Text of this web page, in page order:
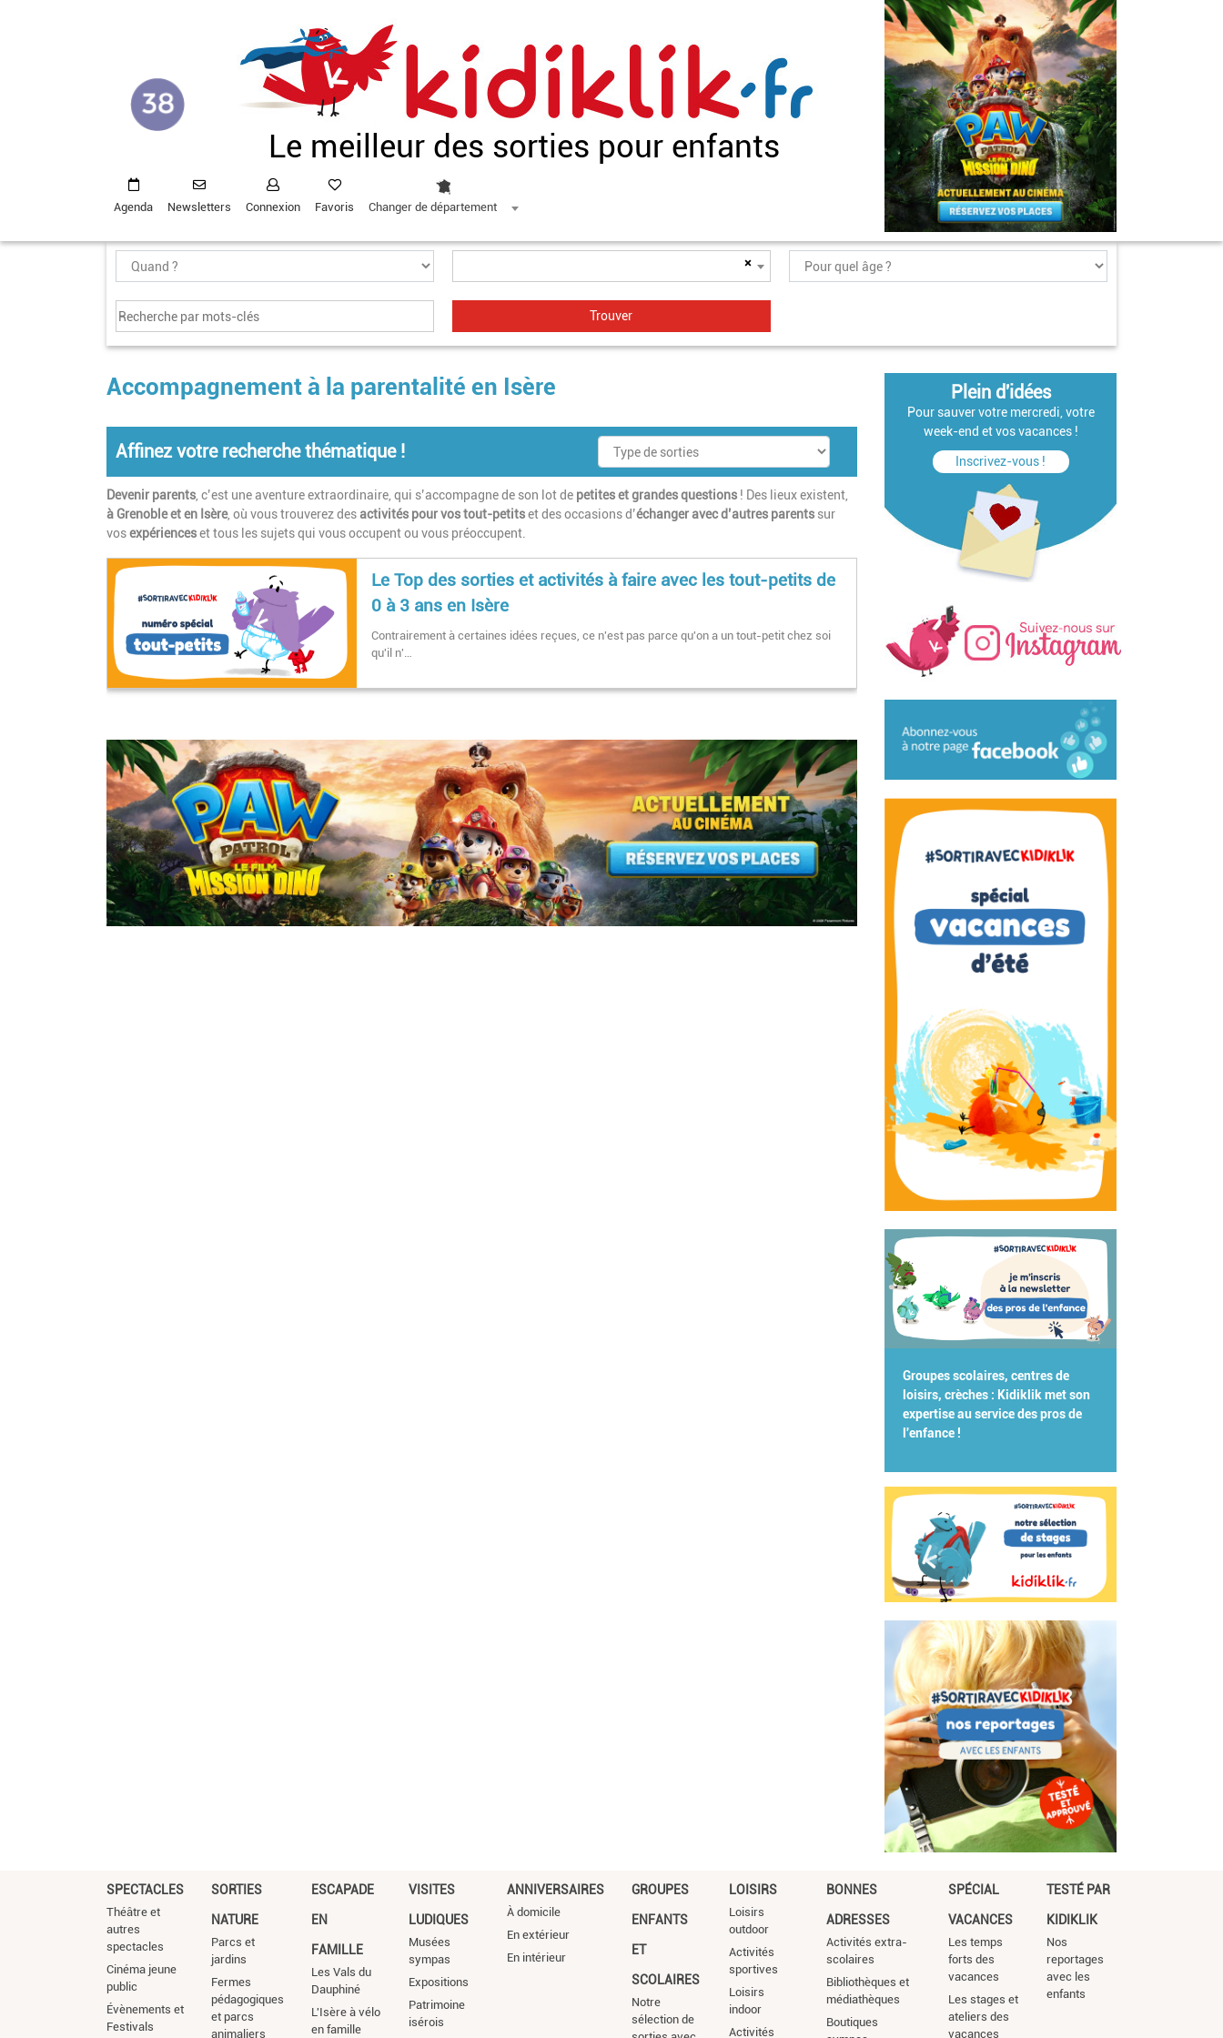
Le meilleur des sorties pour enfants
Agenda Newsletters Connexion Favoris Changer de département
×
Accompagnement à la parentalité en Isère
Affinez votre recherche thématique !
Devenir parents , c’est une aventure extraordinaire, qui s’accompagne de son lot de petites et grandes questions ! Des lieux existent,
à Grenoble et en Isère, où vous trouverez desactivités pour vos tout-petitset des occasions d’échanger avec d’autres parents sur
vosexpérienceset tous les sujets qui vous occupent ou vous préoccupent.
Le Top des sorties et activités à faire avec les tout-petits de
0 à 3 ans en Isère
Contrairement à certaines idées reçues, ce n'est pas parce qu'on a un tout-petit chez soi
qu'il n'…
Plein d'idées
Pour sauver votre mercredi, votre
week-end et vos vacances !
Inscrivez-vous !
Groupes scolaires, centres de
loisirs, crèches : Kidiklik met son
expertise au service des pros de
l'enfance !
SPECTACLES
Théâtre et
autres
spectacles
Cinéma jeune
public
Évènements et
Festivals
SORTIES
NATURE
Parcs et
jardins
Fermes
pédagogiques
et parcs
animaliers
ESCAPADE
EN
FAMILLE
Les Vals du
Dauphiné
L'Isère à vélo
en famille
VISITES
LUDIQUES
Musées
sympas
Expositions
Patrimoine
isérois
ANNIVERSAIRES
À domicile
En extérieur
En intérieur
GROUPES
ENFANTS
ET
SCOLAIRES
Notre
sélection de
LOISIRS
Loisirs
outdoor
Activités
sportives
Loisirs
indoor
Activités
BONNES
ADRESSES
Activités extra-
scolaires
Bibliothèques et
médiathèques
Boutiques
SPÉCIAL
VACANCES
Les temps
forts des
vacances
Les stages et
ateliers des
vacances
TESTÉ PAR
KIDIKLIK
Nos
reportages
avec les
enfants